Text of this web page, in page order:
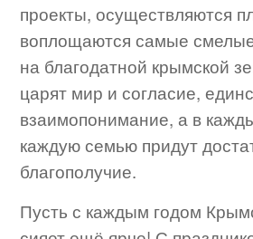
проекты, осуществляются
воплощаются самые
на благодатной крымской
царят мир и согласие,
взаимопонимание, а в
каждую семью придут
благополучие.
Пусть с каждым годом